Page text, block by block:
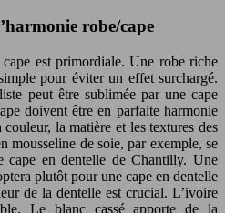
robe/cape
est primordiale. Une robe riche
pour éviter un effet surchargé.
peut être sublimée par une cape
doivent être en parfaite harmonie
la matière et les textures des
mousseline de soie, par exemple, se
cape en dentelle de Chantilly. Une
plutôt pour une cape en dentelle
de la dentelle est crucial. L’ivoire
Le blanc cassé apporte de la